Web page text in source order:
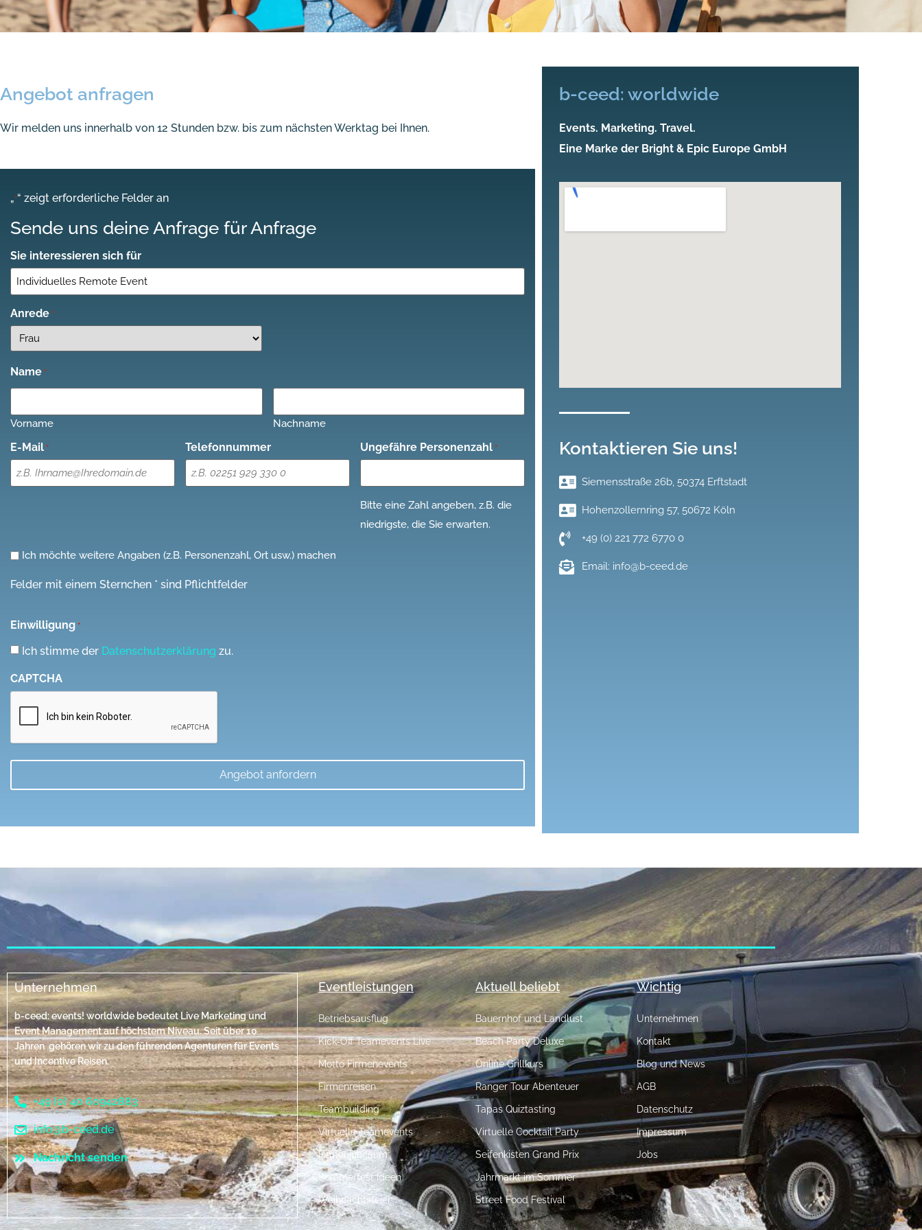
Angebot anfragen
Wir melden uns innerhalb von 12 Stunden bzw. bis zum nächsten Werktag bei Ihnen.
„*“ zeigt erforderliche Felder an
Sende uns deine Anfrage für Anfrage
Sie interessieren sich für
Anrede *
Name *
Vorname Nachname
E-Mail * Telefonnummer Ungefähre Personenzahl *
Bitte eine Zahl angeben, z.B. die
niedrigste, die Sie erwarten.
Ich
weitere
(z.B.
Personenzahl,
usw.)
machen
Ich möchte weitere Angaben (z.B. Personenzahl, Ort usw.) machen
Felder mit einem Sternchen * sind Pflichtfelder
Einwilligung *
Ich stimme der Datenschutzerklärung zu.
CAPTCHA
b-ceed: worldwide
Events. Marketing. Travel.
Eine Marke der Bright & Epic Europe GmbH
Kontaktieren Sie uns!
Siemensstraße 26b, 50374 Erftstadt
Hohenzollernring 57, 50672 Köln
+49 (0) 221 772 6770 0
Email: info@b-ceed.de
Unternehmen
b-ceed: events! worldwide bedeutet Live Marketing und
Event Management auf höchstem Niveau. Seit über 10
Jahren gehören wir zu den führenden Agenturen für Events
und Incentive Reisen.
+49 (0) 40 60942883
info@b-ceed.de
Nachricht senden
Eventleistungen
Betriebsausflug
Kick-Off Teamevents Live
Motto Firmenevents
Firmenreisen
Teambuilding
Virtuelle Teamevents
Firmenjubiläum
Sommerfest Ideen
Weihnachtsfeier
Aktuell beliebt
Bauernhof und Landlust
Beach Party Deluxe
Online Grillkurs
Ranger Tour Abenteuer
Tapas Quiztasting
Virtuelle Cocktail Party
Seifenkisten Grand Prix
Jahrmarkt im Sommer
Street Food Festival
Wichtig
Unternehmen
Kontakt
Blog und News
AGB
Datenschutz
Impressum
Jobs